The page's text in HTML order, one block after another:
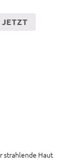
strahlende Haut